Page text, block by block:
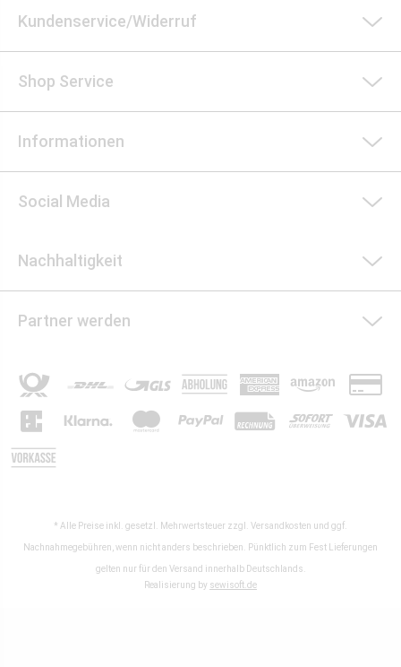
Kundenservice/Widerruf
Shop Service
Informationen
Social Media
Nachhaltigkeit
Partner werden
* Alle Preise inkl. gesetzl. Mehrwertsteuer zzgl. Versandkosten und ggf.
Nachnahmegebühren, wenn nicht anders beschrieben. Pünktlich zum Fest Lieferungen
gelten nur für den Versand innerhalb Deutschlands.
Realisierung by sewisoft.de